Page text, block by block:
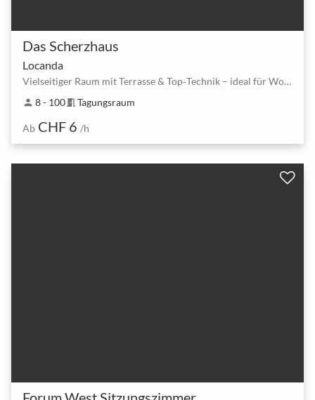
Das Scherzhaus
Locanda
Vielseitiger Raum mit Terrasse & Top‑Technik – ideal für Workshops und Events
person 8 - 100meeting_room Tagungsraum
Ab CHF 6 /h